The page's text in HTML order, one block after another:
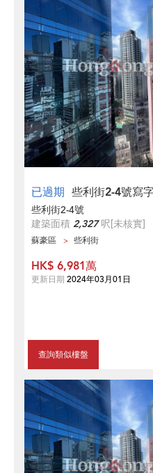
已過期 些利街2-4號寫
些利街2-4號
建築面積 2,327呎[未核實]
蘇豪區 些利街
查詢類似樓盤
HK$ 6,981萬
更新日期 2024年03月01日